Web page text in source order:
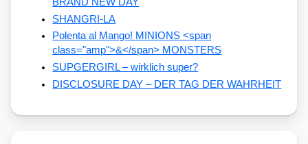
SHANGRI-LA
Polenta al Mango! MINIONS <span
class="amp">&</span> MONSTERS
SUPGERGIRL – wirklich super?
DISCLOSURE DAY – DER TAG DER WAHRHEIT